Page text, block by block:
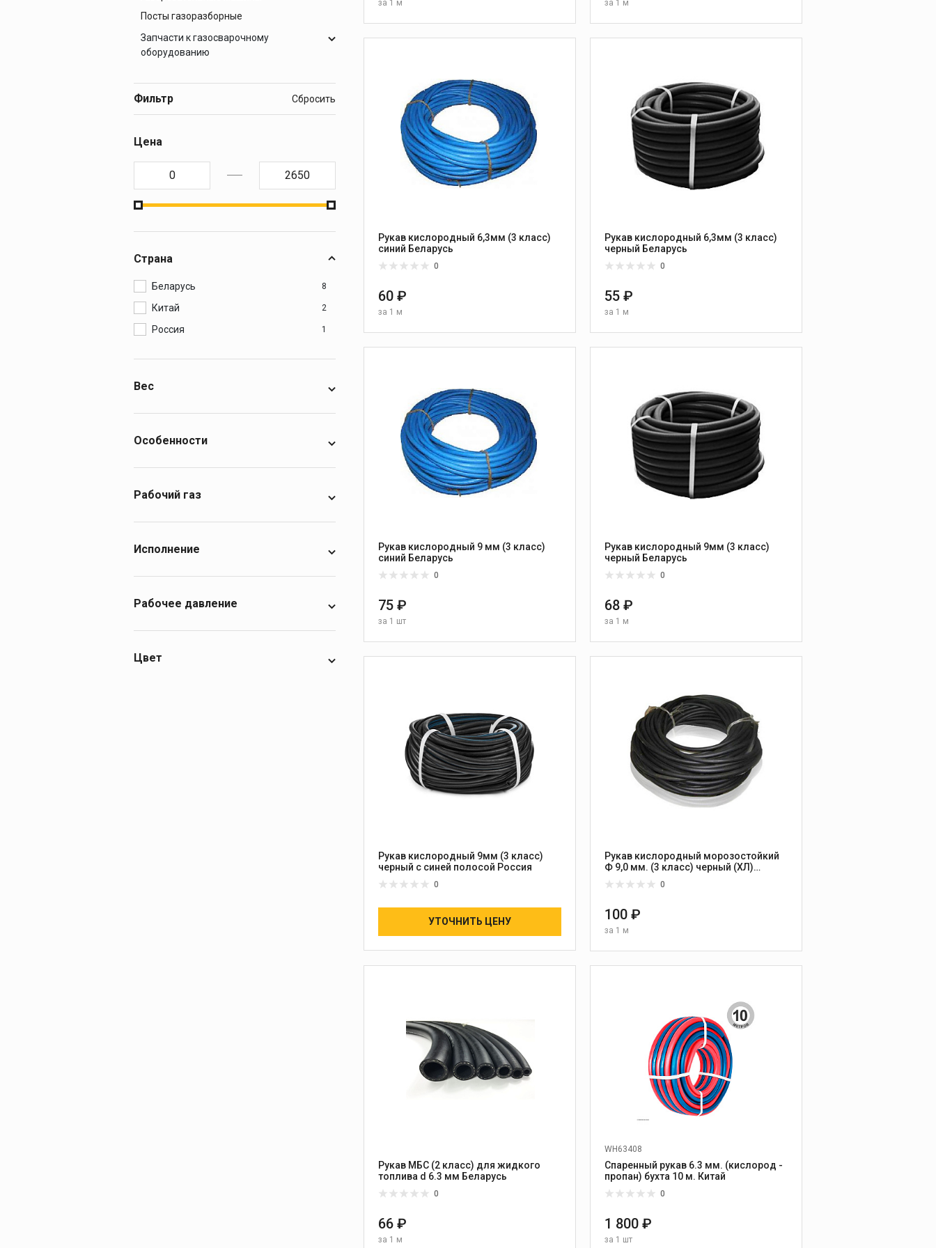
Посты газоразборные
Запчасти к газосварочному
оборудованию
Запчасти к редукторам
Запчасти к резакам
Фильтр
Цена
Страна
Беларусь 8
Китай 2
Россия 1
Вес
3.8 1
5
Особенности
Нитяной каркас 2
Рабочий газ
горючий газ (пропан/ацетилен) +
2
Исполнение
Сдвоенный 2
Рабочее давление
6,3 Атм + 20 Атм 2
Цвет
за 1 м
В КОРЗИНУ
за 1 м
В КОРЗИНУ
Рукав кислородный 6,3мм (3 класс)
синий Беларусь
0
60 ₽
за 1 м
В КОРЗИНУ
Рукав кислородный 6,3мм (3 класс)
черный Беларусь
0
55 ₽
за 1 м
В КОРЗИНУ
Рукав кислородный 9 мм (3 класс)
синий Беларусь
0
75 ₽
за 1 шт
В КОРЗИНУ
Рукав кислородный 9мм (3 класс)
черный Беларусь
0
68 ₽
за 1 м
В КОРЗИНУ
Рукав кислородный 9мм (3 класс)
черный с синей полосой Россия
0
УТОЧНИТЬ ЦЕНУ
Рукав кислородный морозостойкий
Ф 9,0 мм. (3 класс) черный (ХЛ)
0
100 ₽
за 1 м
В КОРЗИНУ
Рукав МБС (2 класс) для жидкого
топлива d 6.3 мм Беларусь
0
66 ₽
за 1 м
WH63408
Спаренный рукав 6.3 мм. (кислород -
пропан) бухта 10 м. Китай
0
1 800 ₽
за 1 шт